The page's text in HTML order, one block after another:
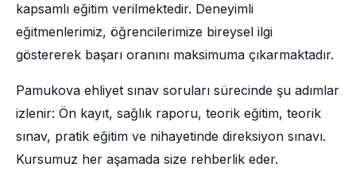
kapsamlı eğitim verilmektedir. Deneyimli
eğitmenlerimiz, öğrencilerimize bireysel ilgi
göstererek başarı oranını maksimuma çıkarmaktadır.
Pamukova ehliyet sınav soruları sürecinde şu adımlar
izlenir: Ön kayıt, sağlık raporu, teorik eğitim, teorik
sınav, pratik eğitim ve nihayetinde direksiyon sınavı.
Kursumuz her aşamada size rehberlik eder.